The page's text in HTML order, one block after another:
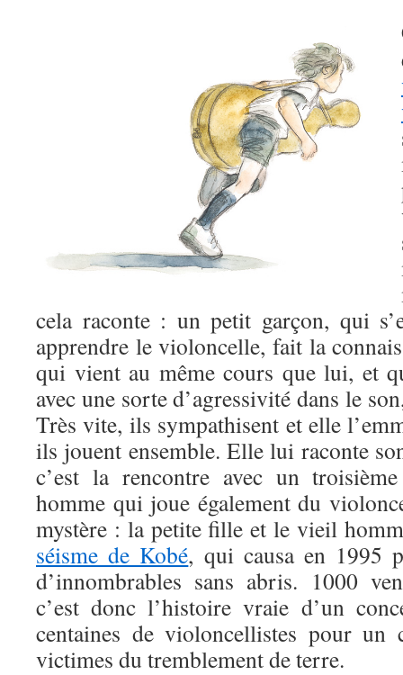
cela raconte : un petit garçon, qui
apprendre le violoncelle, fait la
qui vient au même cours que lui, et
avec une sorte d’agressivité dans le
Très vite, ils sympathisent et elle
ils jouent ensemble. Elle lui raconte
c’est la rencontre avec un
homme qui joue également du
mystère : la petite fille et le vieil
séisme de Kobé, qui causa en 1995
d’innombrables sans abris. 1000
c’est donc l’histoire vraie d’un
centaines de violoncellistes pour un
victimes du tremblement de terre.